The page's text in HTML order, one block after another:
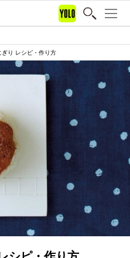
り レシピ・作り方